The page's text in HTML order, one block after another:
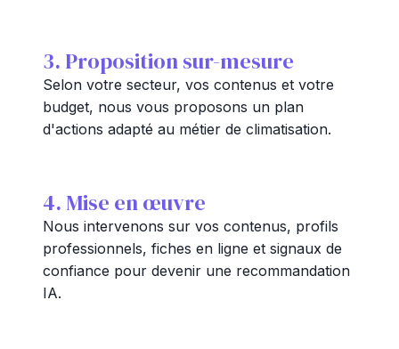
3. Proposition sur-mesure
Selon votre secteur, vos contenus et votre
budget, nous vous proposons un plan
d'actions adapté au métier de climatisation.
4. Mise en œuvre
Nous intervenons sur vos contenus, profils
professionnels, fiches en ligne et signaux de
confiance pour devenir une recommandation
IA.